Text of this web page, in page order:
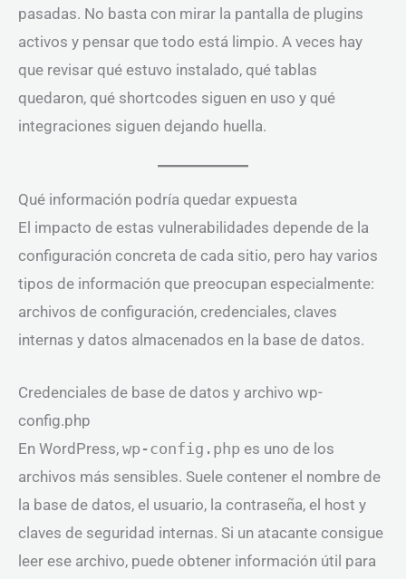
pasadas. No basta con mirar la pantalla de plugins
activos y pensar que todo está limpio. A veces hay
que revisar qué estuvo instalado, qué tablas
quedaron, qué shortcodes siguen en uso y qué
integraciones siguen dejando huella.
Qué información podría quedar expuesta
El impacto de estas vulnerabilidades depende de la
configuración concreta de cada sitio, pero hay varios
tipos de información que preocupan especialmente:
archivos de configuración, credenciales, claves
internas y datos almacenados en la base de datos.
Credenciales de base de datos y archivo wp-
config.php
En WordPress, wp-config.php es uno de los
archivos más sensibles. Suele contener el nombre de
la base de datos, el usuario, la contraseña, el host y
claves de seguridad internas. Si un atacante consigue
leer ese archivo, puede obtener información útil para